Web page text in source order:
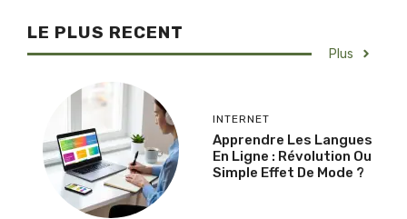
LE PLUS RECENT
Plus
INTERNET
Apprendre Les Langues
En Ligne : Révolution Ou
Simple Effet De Mode ?